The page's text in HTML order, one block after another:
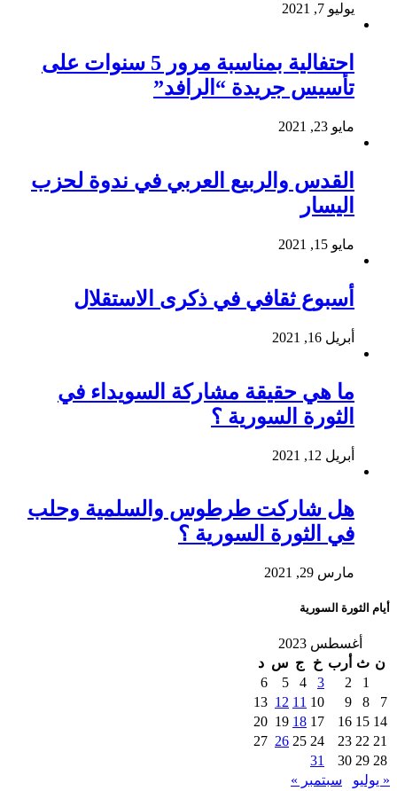
يوليو 7, 2021
احتفالية بمناسبة مرور 5 سنوات على
تأسيس جريدة “الرافد”
مايو 23, 2021
القدس والربيع العربي في ندوة لحزب
اليسار
مايو 15, 2021
أسبوع ثقافي في ذكرى الاستقلال
أبريل 16, 2021
ما هي حقيقة مشاركة السويداء في
الثورة السورية ؟
أبريل 12, 2021
هل شاركت طرطوس والسلمية وحلب
في الثورة السورية ؟
مارس 29, 2021
أيام الثورة السورية
أغسطس 2023
ن ث أرب خ ج س د
1
2
3
4
5
6
7
8
9
10
11
12
13
14
15
16
17
18
19
20
21
22
23
24
25
26
27
28
29
30
31
« يوليو
سبتمبر »